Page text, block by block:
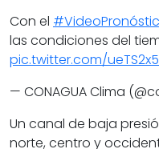
Con el
las condiciones del
pic.twitter.com/
— CONAGUA Clima
Un canal de baja
norte, centro y